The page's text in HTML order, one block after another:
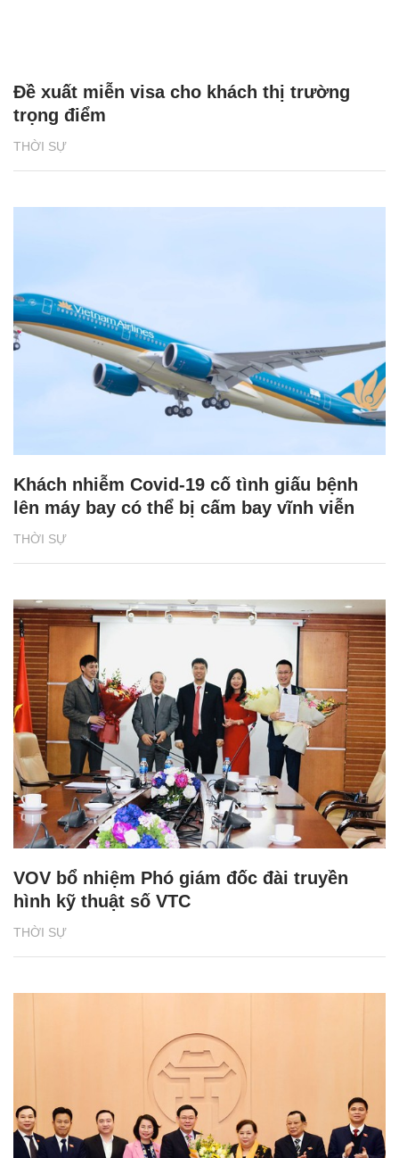
THỜI SỰ
Đề xuất miễn visa cho khách thị trường
trọng điểm
THỜI SỰ
Khách nhiễm Covid-19 cố tình giấu bệnh
lên máy bay có thể bị cấm bay vĩnh viễn
THỜI SỰ
VOV bổ nhiệm Phó giám đốc đài truyền
hình kỹ thuật số VTC